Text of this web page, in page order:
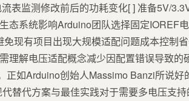
表监测修改前后的功耗变化[ ] 准备5V/
态系统影响Arduino团队选择固定IOREF
现有项目出现大规模适配问题成本控制
理解电压适配概念减少因配置错误导致的
如Arduino创始人Massimo Banzi所说好
替代方案与最佳实践对于需要多电压支